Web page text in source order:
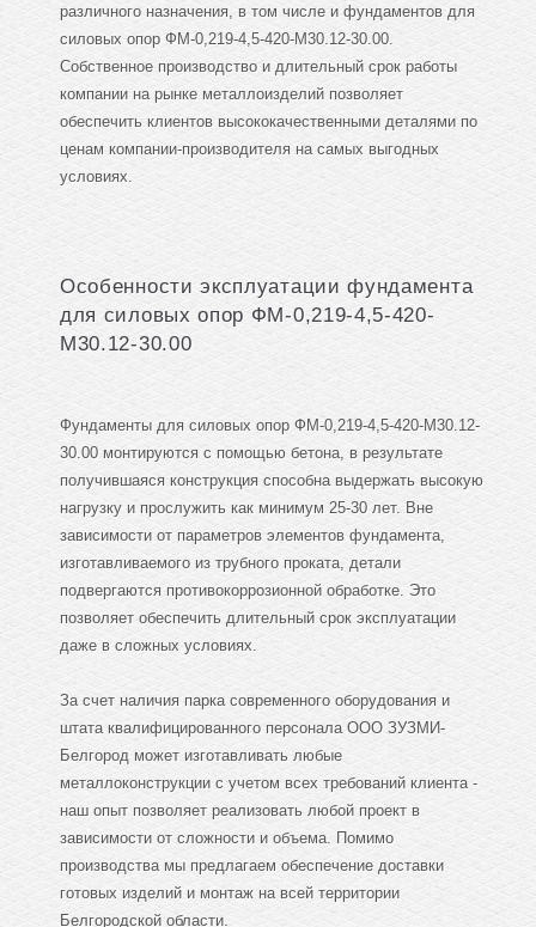
различного назначения, в том числе и фундаментов для
силовых опор ФМ-0,219-4,5-420-М30.12-30.00.
Собственное производство и длительный срок работы
компании на рынке металлоизделий позволяет
обеспечить клиентов высококачественными деталями по
ценам компании-производителя на самых выгодных
условиях.
Особенности эксплуатации фундамента
для силовых опор ФМ-0,219-4,5-420-
М30.12-30.00
Фундаменты для силовых опор ФМ-0,219-4,5-420-М30.12-
30.00 монтируются с помощью бетона, в результате
получившаяся конструкция способна выдержать высокую
нагрузку и прослужить как минимум 25-30 лет. Вне
зависимости от параметров элементов фундамента,
изготавливаемого из трубного проката, детали
подвергаются противокоррозионной обработке. Это
позволяет обеспечить длительный срок эксплуатации
даже в сложных условиях.
За счет наличия парка современного оборудования и
штата квалифицированного персонала ООО ЗУЗМИ-
Белгород может изготавливать любые
металлоконструкции с учетом всех требований клиента -
наш опыт позволяет реализовать любой проект в
зависимости от сложности и объема. Помимо
производства мы предлагаем обеспечение доставки
готовых изделий и монтаж на всей территории
Белгородской области.